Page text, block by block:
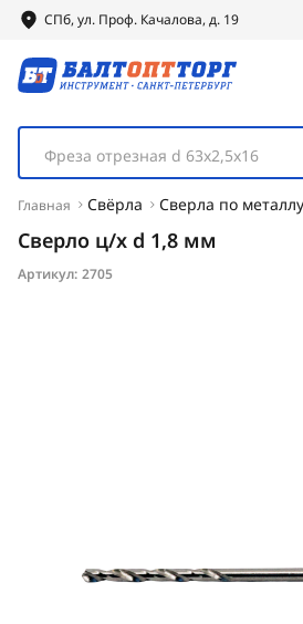
СПб, ул. Проф. Качалова, д. 19
Фреза отрезная d 63х2,5х16
Главная Свёрла Сверла по
Сверло ц/х d 1,8 мм
Артикул: 2705